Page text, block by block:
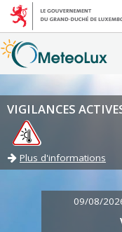
VIGILANCES
Plus d'informations
09/08/